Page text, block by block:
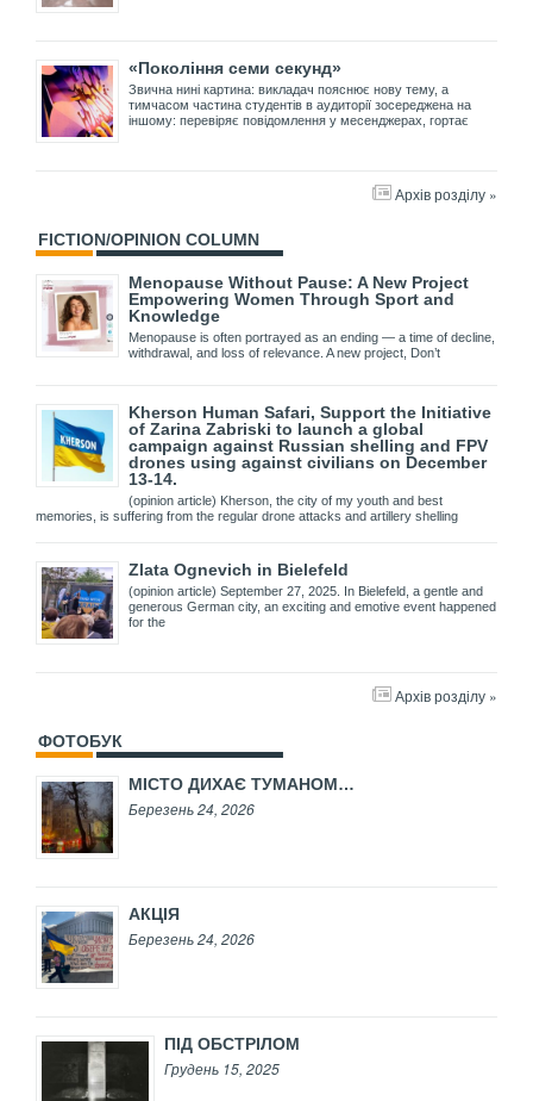
«Покоління семи секунд»
Звична нині картина: викладач пояснює нову тему, а
тимчасом частина студентів в аудиторії зосереджена на
іншому: перевіряє повідомлення у месенджерах, гортає
Архів розділу »
FICTION/OPINION COLUMN
Menopause Without Pause: A New Project
Empowering Women Through Sport and
Knowledge
Menopause is often portrayed as an ending — a time of decline,
withdrawal, and loss of relevance. A new project, Don’t
Kherson Human Safari, Support the Initiative
of Zarina Zabriski to launch a global
campaign against Russian shelling and FPV
drones using against civilians on December
13-14.
(opinion article) Kherson, the city of my youth and best
memories, is suffering from the regular drone attacks and artillery shelling
Zlata Ognevich in Bielefeld
(opinion article) September 27, 2025. In Bielefeld, a gentle and
generous German city, an exciting and emotive event happened
for the
Архів розділу »
ФОТОБУК
МІСТО ДИХАЄ ТУМАНОМ…
Березень 24, 2026
АКЦІЯ
Березень 24, 2026
ПІД ОБСТРІЛОМ
Грудень 15, 2025